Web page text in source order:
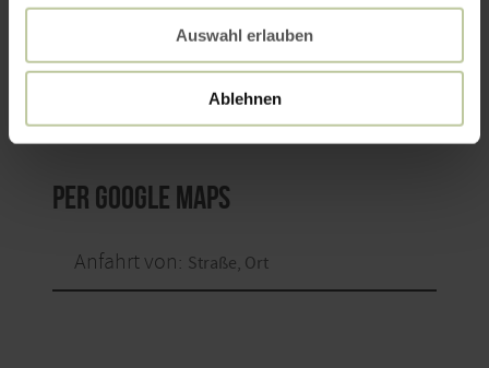
Auswahl erlauben
Ablehnen
PLANEN SIE IHRE
ANREISE
per Google Maps
Anfahrt von: